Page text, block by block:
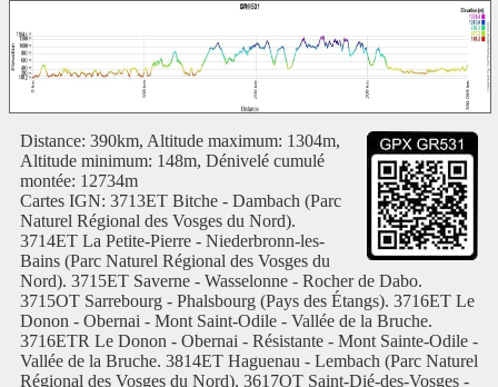
Distance: 390km, Altitude maximum: 1304m,
Altitude minimum: 148m, Dénivelé cumulé
montée: 12734m
Cartes IGN: 3713ET Bitche - Dambach (Parc
Naturel Régional des Vosges du Nord).
3714ET La Petite-Pierre - Niederbronn-les-
Bains (Parc Naturel Régional des Vosges du
Nord). 3715ET Saverne - Wasselonne - Rocher de Dabo.
3715OT Sarrebourg - Phalsbourg (Pays des Étangs). 3716ET Le
Donon - Obernai - Mont Saint-Odile - Vallée de la Bruche.
3716ETR Le Donon - Obernai - Résistante - Mont Sainte-Odile -
Vallée de la Bruche. 3814ET Haguenau - Lembach (Parc Naturel
Régional des Vosges du Nord). 3617OT Saint-Dié-des-Vosges -